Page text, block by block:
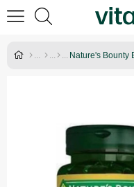
Nature's Bounty